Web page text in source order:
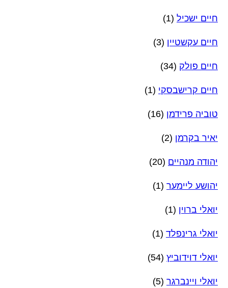
חיים ישכיל (1)
חיים עקשטיין (3)
חיים פולק (34)
חיים קרישבסקי (1)
טוביה פרידמן (16)
יאיר בקרמן (2)
יהודה מנהיים (20)
יהושע ליימער (1)
יואלי ברוין (1)
יואלי גרינפלד (1)
יואלי דוידוביץ (54)
יואלי ויינברגר (5)